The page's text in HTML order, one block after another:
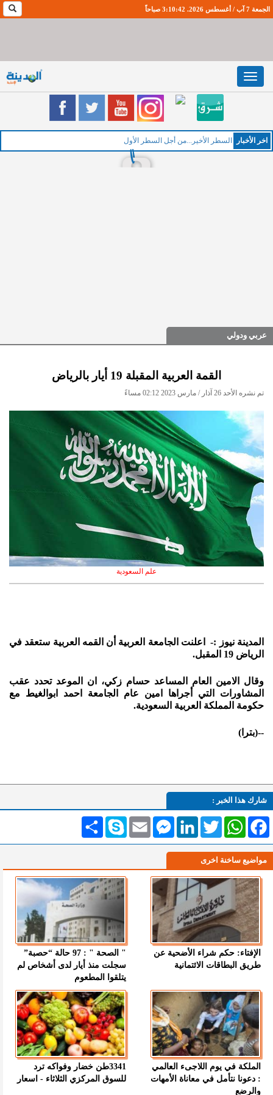
الجمعة 7 آب / أغسطس 2026. 3:10:43 صباحاً
Toggle
navigation
اخر اﻷخبار السطر الأخير...من أجل السطر الأول
عربي ودولي
القمة العربية المقبلة 19 أيار بالرياض
تم نشره الأحد 26 آذار / مارس 2023 02:12 مساءً
علم السعودية
المدينة نيوز :- اعلنت الجامعة العربية أن القمه العربية ستعقد في
الرياض 19 المقبل.
وقال الامين العام المساعد حسام زكي، ان الموعد تحدد عقب
المشاورات التي أجراها امين عام الجامعة احمد ابوالغيط مع
حكومة المملكة العربية السعودية.
--(بترا)
شارك هذا الخبر :
انشر Skype Email
MessengerLinkedInTwitterWhatsAppFacebook
مواضيع ساخنة اخرى
الإفتاء: حكم شراء الأضحية عن
طريق البطاقات الائتمانية
" الصحة " : 97 حالة “حصبة”
سجلت منذ أيار لدى أشخاص لم
يتلقوا المطعوم
الملكة في يوم اللاجىء العالمي
: دعونا نتأمل في معاناة الأمهات
والرضع
3341طن خضار وفواكه ترد
للسوق المركزي الثلاثاء - اسعار